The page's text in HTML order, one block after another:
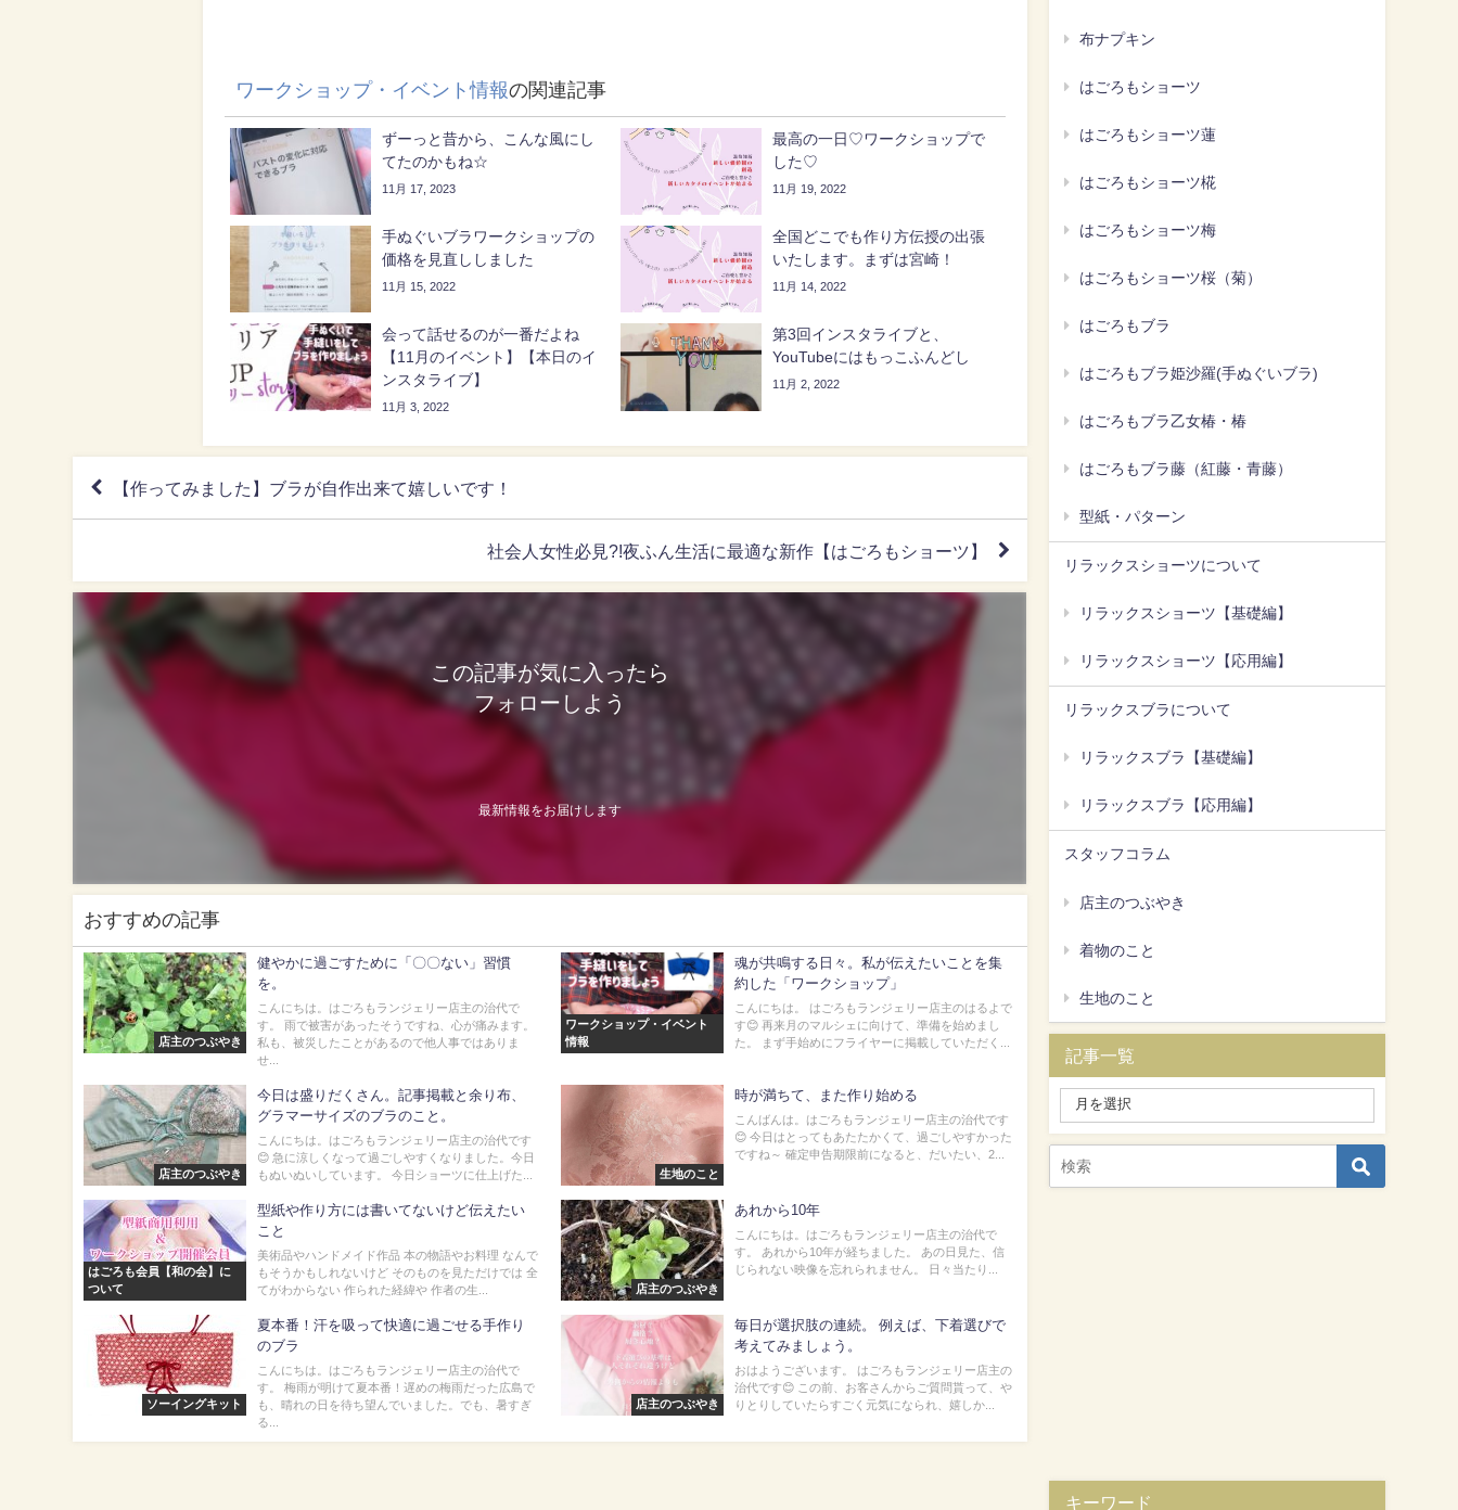
ワークショップ・イベント情報の関連記事
ずーっと昔から、こんな風にし
てたのかもね☆
11月 17, 2023
最高の一日♡ワークショップで
した♡
11月 19, 2022
手ぬぐいブラワークショップの
価格を見直ししました
11月 15, 2022
全国どこでも作り方伝授の出張
いたします。まずは宮崎！
11月 14, 2022
会って話せるのが一番だよね
【11月のイベント】【本日のイ
ンスタライブ】
11月 3, 2022
第3回インスタライブと、
YouTubeにはもっこふんどし
11月 2, 2022
【作ってみました】ブラが自作出来て嬉しいです！
社会人女性必見?!夜ふん生活に最適な新作【はごろもショーツ】
この記事が気に入ったら
フォローしよう
最新情報をお届けします
おすすめの記事
店主のつぶやき
健やかに過ごすために「〇〇ない」習慣
を。
こんにちは。はごろもランジェリー店主の治代で
す。 雨で被害があったそうですね、心が痛みます。
私も、被災したことがあるので他人事ではありま
せ...
ワークショップ・イベント
情報
魂が共鳴する日々。私が伝えたいことを集
約した「ワークショップ」
こんにちは。 はごろもランジェリー店主のはるよで
す😊 再来月のマルシェに向けて、準備を始めまし
た。 まず手始めにフライヤーに掲載していただく...
店主のつぶやき
今日は盛りだくさん。記事掲載と余り布、
グラマーサイズのブラのこと。
こんにちは。はごろもランジェリー店主の治代です
😊 急に涼しくなって過ごしやすくなりました。今日
もぬいぬいしています。 今日ショーツに仕上げた...
生地のこと
時が満ちて、また作り始める
こんばんは。はごろもランジェリー店主の治代です
😊 今日はとってもあたたかくて、過ごしやすかった
ですね～ 確定申告期限前になると、だいたい、2...
はごろも会員【和の会】に
ついて
型紙や作り方には書いてないけど伝えたい
こと
美術品やハンドメイド作品 本の物語やお料理 なんで
もそうかもしれないけど そのものを見ただけでは 全
てがわからない 作られた経緯や 作者の生...
店主のつぶやき
あれから10年
こんにちは。はごろもランジェリー店主の治代で
す。 あれから10年が経ちました。 あの日見た、信
じられない映像を忘れられません。 日々当たり...
ソーイングキット
夏本番！汗を吸って快適に過ごせる手作り
のブラ
こんにちは。はごろもランジェリー店主の治代で
す。 梅雨が明けて夏本番！遅めの梅雨だった広島で
も、晴れの日を待ち望んでいました。でも、暑すぎ
る...
店主のつぶやき
毎日が選択肢の連続。 例えば、下着選びで
考えてみましょう。
おはようございます。 はごろもランジェリー店主の
治代です😊 この前、お客さんからご質問貰って、や
りとりしていたらすごく元気になられ、嬉しか...
布ナプキン
はごろもショーツ
はごろもショーツ蓮
はごろもショーツ椛
はごろもショーツ梅
はごろもショーツ桜（菊）
はごろもブラ
はごろもブラ姫沙羅(手ぬぐいブラ)
はごろもブラ乙女椿・椿
はごろもブラ藤（紅藤・青藤）
型紙・パターン
リラックスショーツについて
リラックスショーツ【基礎編】
リラックスショーツ【応用編】
リラックスブラについて
リラックスブラ【基礎編】
リラックスブラ【応用編】
スタッフコラム
店主のつぶやき
着物のこと
生地のこと
記事一覧
キーワード